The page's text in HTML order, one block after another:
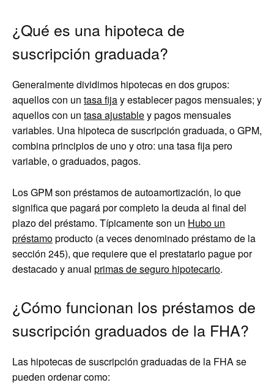
¿Qué es una hipoteca de
suscripción graduada?
Generalmente dividimos hipotecas en dos grupos:
aquellos con un tasa fijay establecer pagos mensuales; y
aquellos con un tasa ajustabley pagos mensuales
variables. Una hipoteca de suscripción graduada, o GPM,
combina principios de uno y otro: una tasa fija pero
variable, o graduados, pagos.
Los GPM son préstamos de autoamortización, lo que
significa que pagará por completo la deuda al final del
plazo del préstamo. Típicamente son un Hubo un
préstamoproducto (a veces denominado préstamo de la
sección 245), que requiere que el prestatario pague por
destacado y anual primas de seguro hipotecario.
¿Cómo funcionan los préstamos de
suscripción graduados de la FHA?
Las hipotecas de suscripción graduadas de la FHA se
pueden ordenar como: